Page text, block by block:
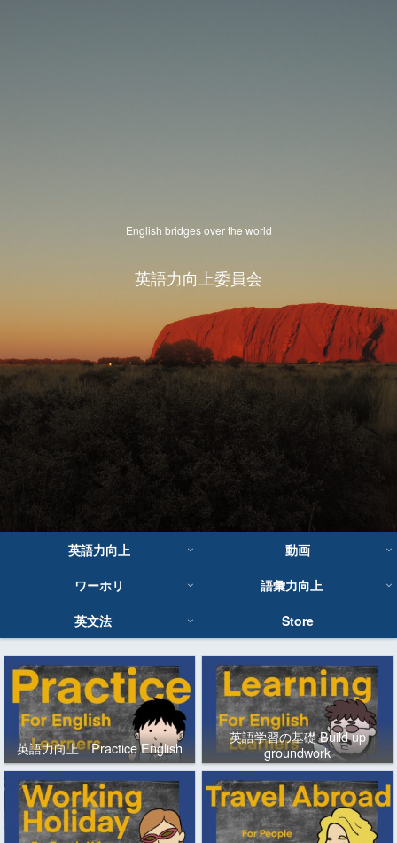
English bridges over the world
英語力向上委員会
英語力向上
動画
ワーホリ
語彙力向上
英文法
Store
英語力向上 Practice English
英語学習の基礎 Build up
groundwork